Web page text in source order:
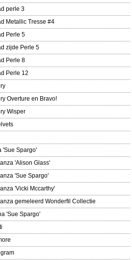
perle 3
Metallic Tresse #4
Perle 5
zijde Perle 5
Perle 8
Perle 12
Overture en Bravo!
Wisper
'Sue Spargo'
'Alison Glass'
'Sue Spargo'
'Vicki Mccarthy'
gemeleerd Wonderfil Collectie
'Sue Spargo'